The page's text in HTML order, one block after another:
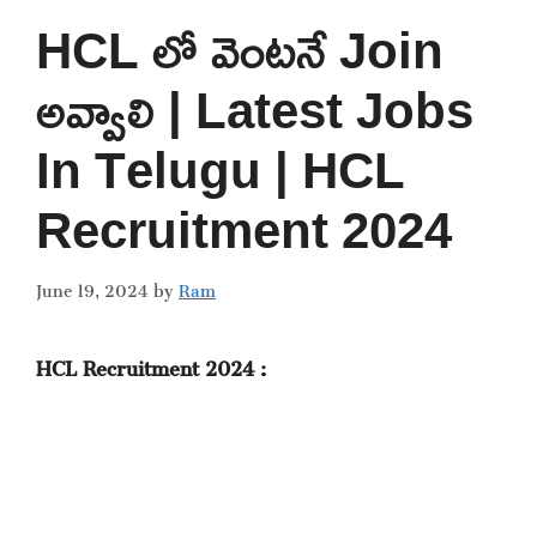
HCL లో వెంటనే Join
అవ్వాలి | Latest Jobs
In Telugu | HCL
Recruitment 2024
June 19, 2024byRam
HCL Recruitment 2024 :